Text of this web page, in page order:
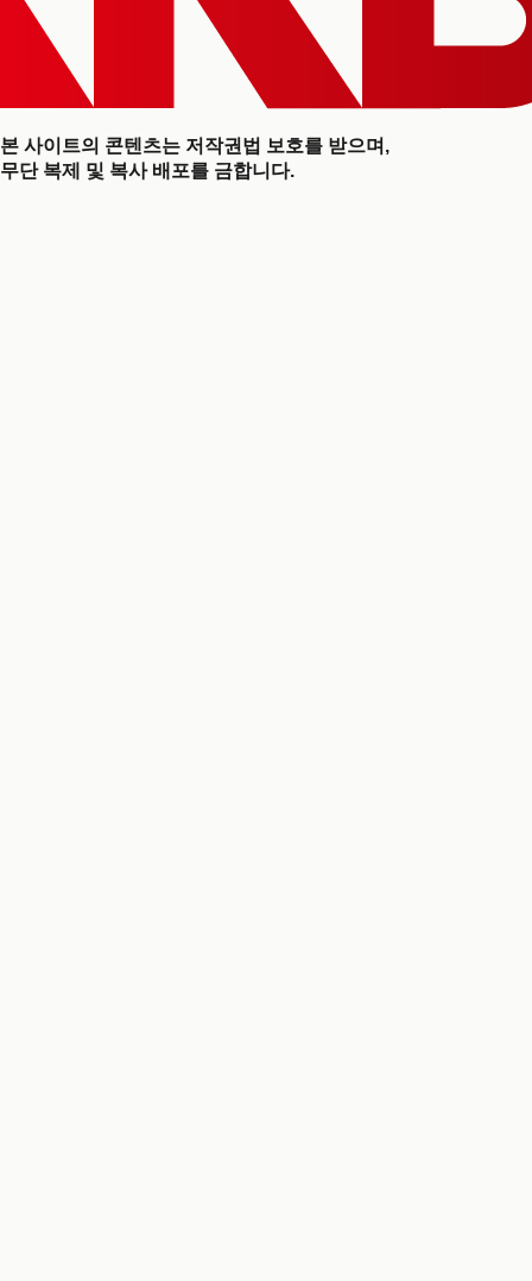
본 사이트의 콘텐츠는 저작권법 보호를 받으며,
무단 복제 및 복사 배포를 금합니다.